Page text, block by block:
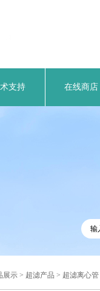
支持 在线商店
展示 > 超滤产品 > 超滤离心管